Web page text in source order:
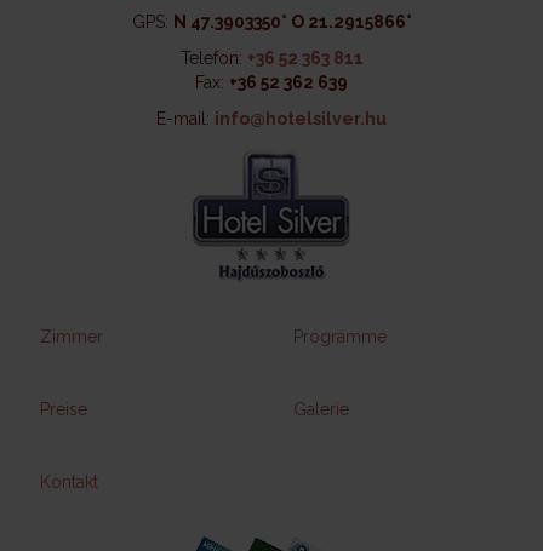
GPS: N 47.3903350° O 21.2915866°
Telefon: +36 52 363 811
Fax: +36 52 362 639
E-mail: info@hotelsilver.hu
Zimmer Programme
Preise Galerie
Kontakt